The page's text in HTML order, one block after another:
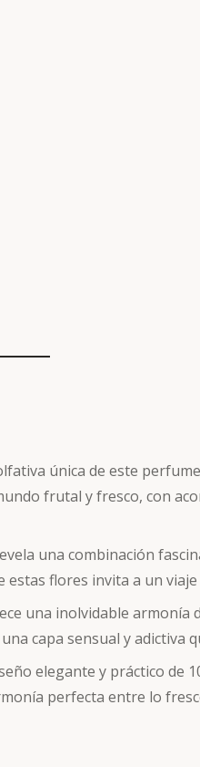
única de este
frutal y fresco, con
una combinación
estas flores invita a un
una inolvidable armonía
capa sensual y adictiva
elegante y práctico de
perfecta entre lo